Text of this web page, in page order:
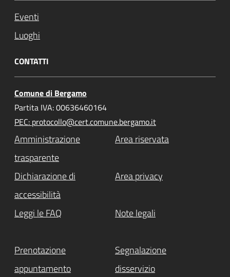
Eventi
Luoghi
CONTATTI
Comune di Bergamo
Partita IVA: 00636460164
PEC: protocollo@cert.comune.bergamo.it
Amministrazione
trasparente
Area riservata
Dichiarazione di
accessibilità
Area privacy
Leggi le FAQ Note legali
Prenotazione
appuntamento
Segnalazione
disservizio